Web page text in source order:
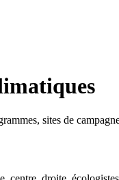
sites de